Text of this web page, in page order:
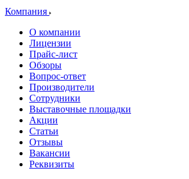
Компания
О компании
Лицензии
Прайс-лист
Обзоры
Вопрос-ответ
Производители
Сотрудники
Выставочные площадки
Акции
Статьи
Отзывы
Вакансии
Реквизиты